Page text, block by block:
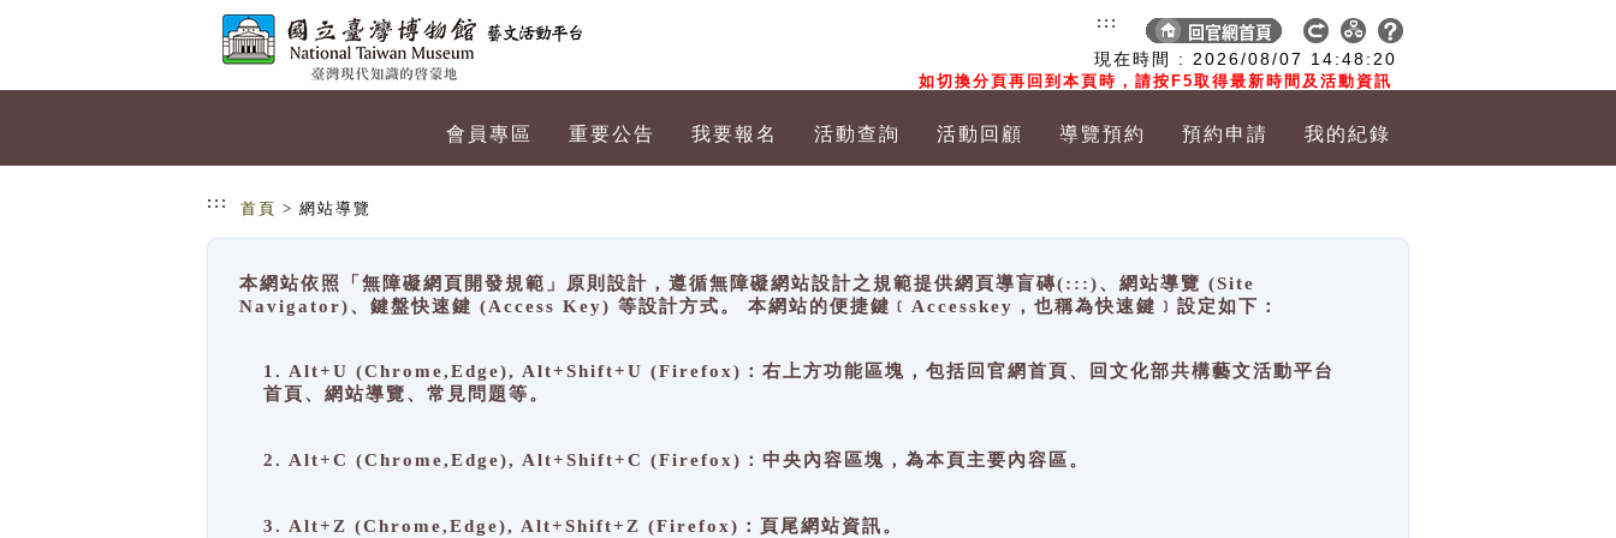
現在時間 : 2026/08/07 14:48:20
如切換分頁再回到本頁時，請按F5取得最新時間及活動資訊
:::
會員專區 重要公告 我要報名 活動查詢 活動回顧 導覽預約 預約申請 我的紀錄
::: 首頁 > 網站導覽
本網站依照「無障礙網頁開發規範」原則設計，遵循無障礙網站設計之規範提供網頁導盲磚(:::)、網站導覽 (Site
Navigator)、鍵盤快速鍵 (Access Key) 等設計方式。 本網站的便捷鍵﹝Accesskey，也稱為快速鍵﹞設定如下：
1. Alt+U (Chrome,Edge), Alt+Shift+U (Firefox)：右上方功能區塊，包括回官網首頁、回文化部共構藝文活動平台
首頁、網站導覽、常見問題等。
2. Alt+C (Chrome,Edge), Alt+Shift+C (Firefox)：中央內容區塊，為本頁主要內容區。
3. Alt+Z (Chrome,Edge), Alt+Shift+Z (Firefox)：頁尾網站資訊。